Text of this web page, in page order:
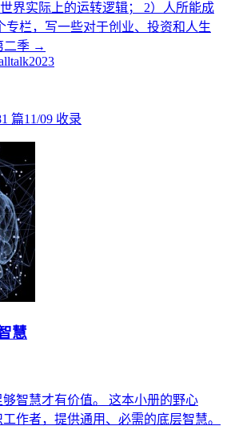
界实际上的运转逻辑； 2）人所能成
专栏，写一些对于创业、投资和人生
二季 →
篇11/09 收录
慧
智慧才有价值。 这本小册的野心
作者，提供通用、必需的底层智慧。